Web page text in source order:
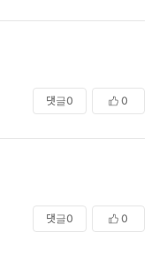
댓글0 0
댓글0 0